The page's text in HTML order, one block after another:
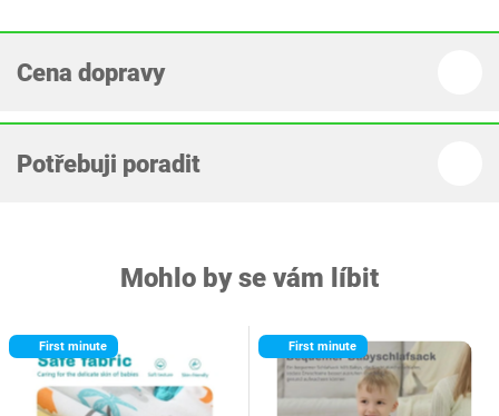
Cena dopravy
Potřebuji poradit
Mohlo by se vám líbit
First minute First minute